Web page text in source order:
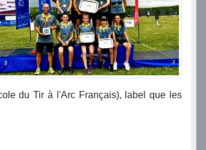
du Tir à l'Arc Français), label que les